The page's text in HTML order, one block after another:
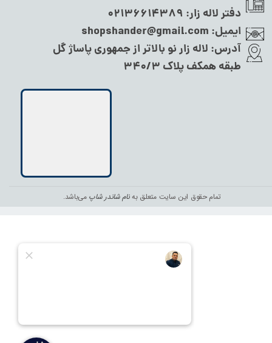
تمام حقوق این سایت متعلق بهنام شاندر شاپ می‌باشد.
دفتر لاله زار: 02136614389
ایمیل: shopshander@gmail.com
آدرس: لاله زار نو بالاتر از جمهوری پاساژ گل
طبقه همکف پلاک ۳۴۰/۳